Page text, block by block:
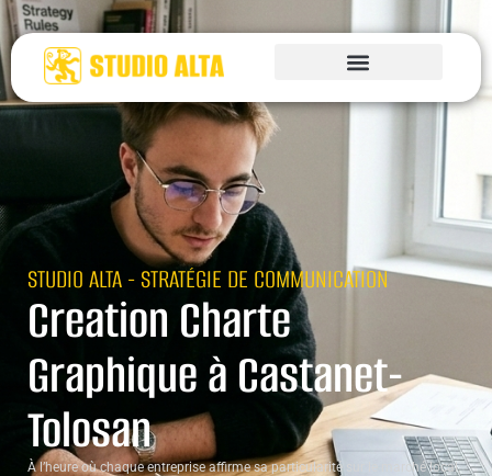
STUDIO ALTA - STRATÉGIE DE COMMUNICATION
Creation Charte
Graphique à Castanet-
Tolosan
À l’heure où chaque entreprise affirme sa particularité sur le marché local,